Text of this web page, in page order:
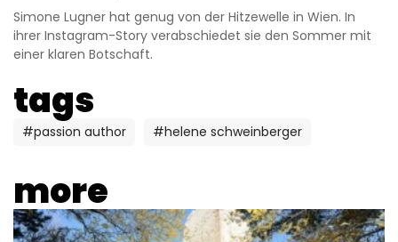
Simone Lugner hat genug von der Hitzewelle in Wien. In
ihrer Instagram-Story verabschiedet sie den Sommer mit
einer klaren Botschaft.
tags
#passion author #helene schweinberger
more